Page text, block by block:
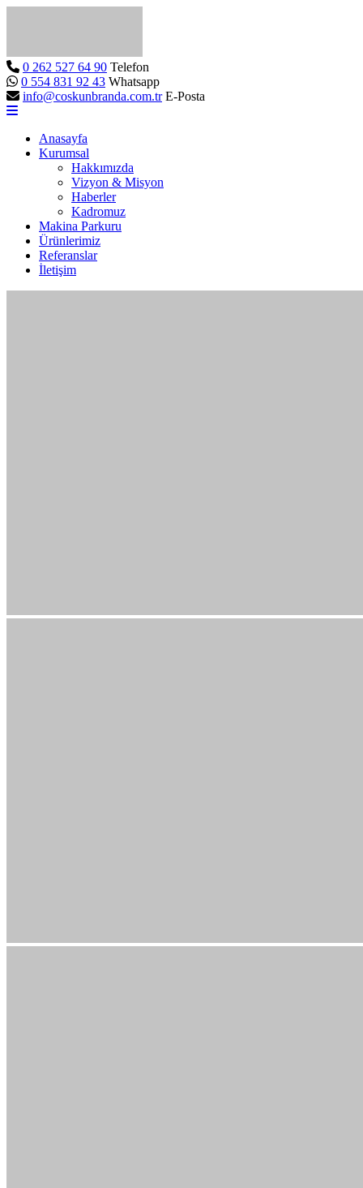
0 262 527 64 90 Telefon
0 554 831 92 43 Whatsapp
info@coskunbranda.com.tr E-Posta
Anasayfa
Kurumsal
Hakkımızda
Vizyon & Misyon
Haberler
Kadromuz
Makina Parkuru
Ürünlerimiz
Referanslar
İletişim